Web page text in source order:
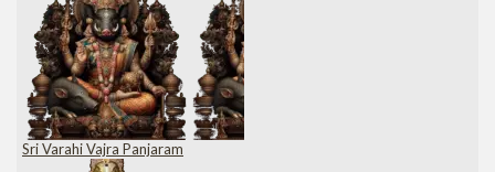
Sri Varahi Vajra Panjaram